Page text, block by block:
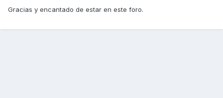
Gracias y encantado de estar en este foro.